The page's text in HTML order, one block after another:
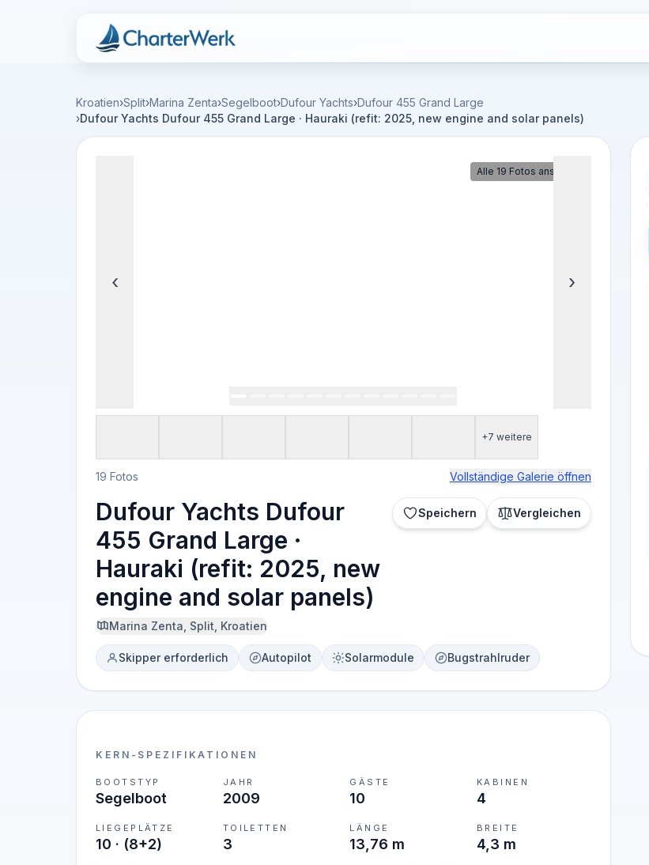
Charterwerk
Kroatien›Split›Marina Zenta›Segelboot›Dufour Yachts›Dufour 455 Grand Large
›Dufour Yachts Dufour 455 Grand Large · Hauraki (refit: 2025, new engine and solar panels)
Alle 19 Fotos ansehen
‹ ›
+7 weitere
19 Fotos Vollständige Galerie öffnen
Dufour Yachts Dufour
455 Grand Large ·
Hauraki (refit: 2025, new
engine and solar panels)
Speichern Vergleichen
Marina Zenta, Split, Kroatien
Skipper erforderlich Autopilot Solarmodule Bugstrahlruder
KERN-SPEZIFIKATIONEN
BOOTSTYP
Segelboot
JAHR
2009
GÄSTE
10
KABINEN
4
LIEGEPLÄTZE
10 · (8+2)
TOILETTEN
3
LÄNGE
13,76 m
BREITE
4,3 m